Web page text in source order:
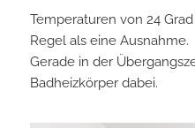
Temperaturen von 24
Regel als eine Ausnahme.
Gerade in der
Badheizkörper dabei.